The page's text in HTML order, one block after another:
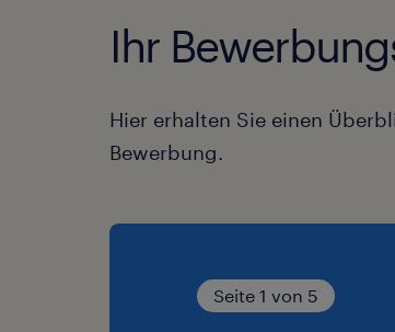
Ihr
Hier erhalten Sie einen
Bewerbung.
Seite 1 von 5